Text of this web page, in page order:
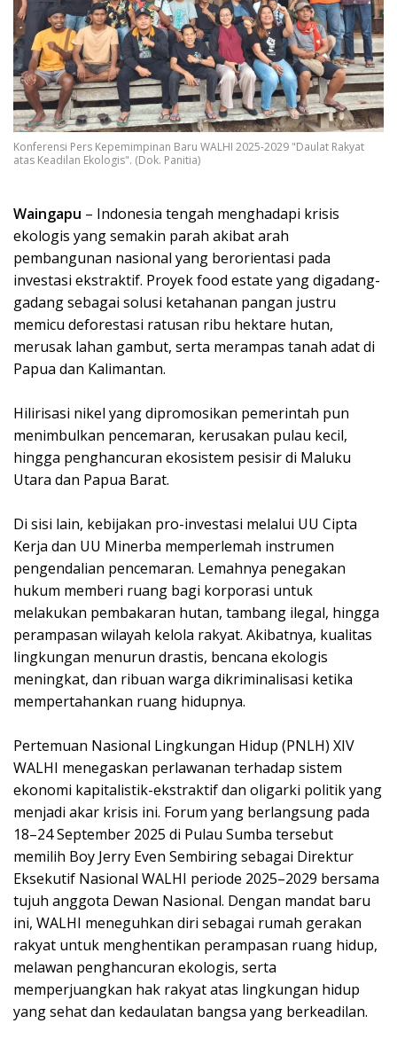
Konferensi Pers Kepemimpinan Baru WALHI 2025-2029 "Daulat Rakyat
atas Keadilan Ekologis". (Dok. Panitia)
Waingapu – Indonesia tengah menghadapi krisis
ekologis yang semakin parah akibat arah
pembangunan nasional yang berorientasi pada
investasi ekstraktif. Proyek food estate yang digadang-
gadang sebagai solusi ketahanan pangan justru
memicu deforestasi ratusan ribu hektare hutan,
merusak lahan gambut, serta merampas tanah adat di
Papua dan Kalimantan.
Hilirisasi nikel yang dipromosikan pemerintah pun
menimbulkan pencemaran, kerusakan pulau kecil,
hingga penghancuran ekosistem pesisir di Maluku
Utara dan Papua Barat.
Di sisi lain, kebijakan pro-investasi melalui UU Cipta
Kerja dan UU Minerba memperlemah instrumen
pengendalian pencemaran. Lemahnya penegakan
hukum memberi ruang bagi korporasi untuk
melakukan pembakaran hutan, tambang ilegal, hingga
perampasan wilayah kelola rakyat. Akibatnya, kualitas
lingkungan menurun drastis, bencana ekologis
meningkat, dan ribuan warga dikriminalisasi ketika
mempertahankan ruang hidupnya.
Pertemuan Nasional Lingkungan Hidup (PNLH) XIV
WALHI menegaskan perlawanan terhadap sistem
ekonomi kapitalistik-ekstraktif dan oligarki politik yang
menjadi akar krisis ini. Forum yang berlangsung pada
18–24 September 2025 di Pulau Sumba tersebut
memilih Boy Jerry Even Sembiring sebagai Direktur
Eksekutif Nasional WALHI periode 2025–2029 bersama
tujuh anggota Dewan Nasional. Dengan mandat baru
ini, WALHI meneguhkan diri sebagai rumah gerakan
rakyat untuk menghentikan perampasan ruang hidup,
melawan penghancuran ekologis, serta
memperjuangkan hak rakyat atas lingkungan hidup
yang sehat dan kedaulatan bangsa yang berkeadilan.